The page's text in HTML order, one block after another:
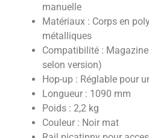
manuelle
Matériaux : Corps en
métalliques
Compatibilité :
selon version)
Hop-up : Réglable pour
Longueur : 1090 mm
Poids : 2,2 kg
Couleur : Noir mat